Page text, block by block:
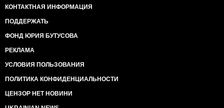
КОНТАКТНАЯ ИНФОРМАЦИЯ
ПОДДЕРЖАТЬ
ФОНД ЮРИЯ БУТУСОВА
РЕКЛАМА
УСЛОВИЯ ПОЛЬЗОВАНИЯ
ПОЛИТИКА КОНФИДЕНЦИАЛЬНОСТИ
ЦЕНЗОР НЕТ НОВИНИ